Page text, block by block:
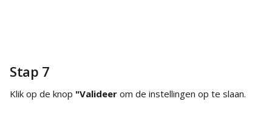
Stap 7
Klik op de knop "Valideer om de instellingen op te slaan.